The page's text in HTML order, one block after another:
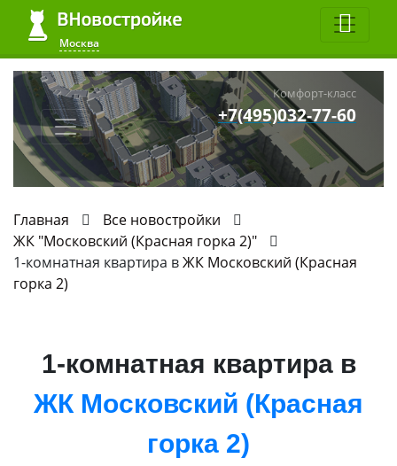
Москва
Комфорт-класс
+7(495)032-77-60
Главная
Все новостройки
ЖК "Московский (Красная горка 2)"
1-комнатная квартира вЖК Московский (Красная
горка 2)
1-комнатная квартира в
ЖК Московский (Красная
горка 2)